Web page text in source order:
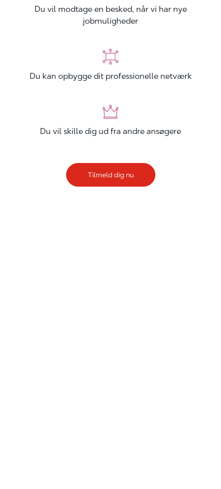
Du vil modtage en besked, når vi har nye
jobmuligheder
Du kan opbygge dit professionelle netværk
Du vil skille dig ud fra andre ansøgere
Tilmeld dig nu